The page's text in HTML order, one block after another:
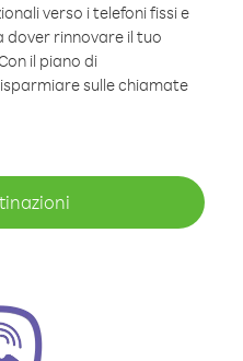
verso i telefoni fissi e
dover rinnovare il tuo
il piano di
sulle chiamate